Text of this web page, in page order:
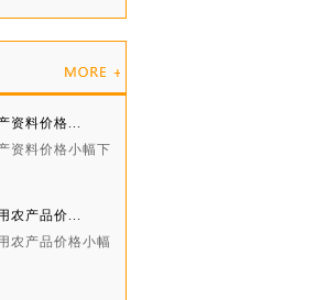
资料价格...
资料价格小幅下
农产品价...
农产品价格小幅